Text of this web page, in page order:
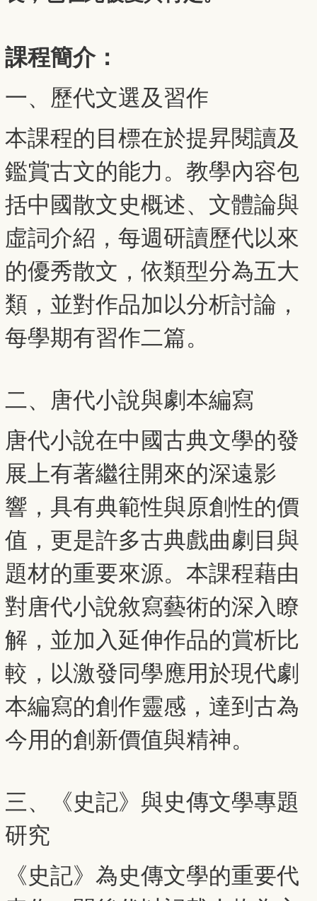
課程簡介：
一、歷代文選及習作
本課程的目標在於提昇閱讀及
鑑賞古文的能力。教學內容包
括中國散文史概述、文體論與
虛詞介紹，每週研讀歷代以來
的優秀散文，依類型分為五大
類，並對作品加以分析討論，
每學期有習作二篇。
二、唐代小說與劇本編寫
唐代小說在中國古典文學的發
展上有著繼往開來的深遠影
響，具有典範性與原創性的價
值，更是許多古典戲曲劇目與
題材的重要來源。本課程藉由
對唐代小說敘寫藝術的深入瞭
解，並加入延伸作品的賞析比
較，以激發同學應用於現代劇
本編寫的創作靈感，達到古為
今用的創新價值與精神。
三、《史記》與史傳文學專題
研究
《史記》為史傳文學的重要代